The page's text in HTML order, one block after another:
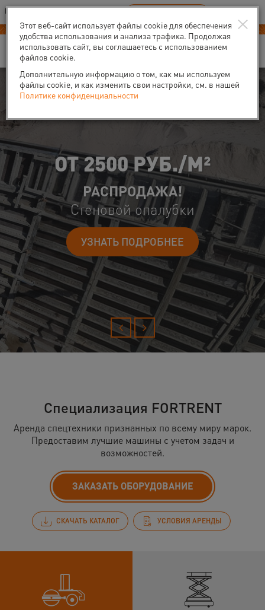
Ваш город:Пермь
В Вашем регионе нет наших офисов RU EN
ПОИСК СТАЛ
Лидер российского рынка
строительной техники
и оборудования
Специализация FORTRENT
Аренда спецтехники признанных по всему миру марок.
Предоставим лучшие машины с учетом задач и
возможностей.
ЗАКАЗАТЬ ОБОРУДОВАНИЕ
СКАЧАТЬ КАТАЛОГ УСЛОВИЯ АРЕНДЫ
×
Этот веб-сайт использует файлы cookie для обеспечения
удобства использования и анализа трафика. Продолжая
использовать сайт, вы соглашаетесь с использованием
файлов cookie.
Дополнительную информацию о том, как мы используем
файлы cookie, и как изменить свои настройки, см. в нашей
Политике конфиденциальности